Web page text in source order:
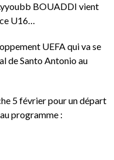
BOUADDI vient
U16…
UEFA qui va se
de Santo Antonio au
5 février pour un départ
programme :